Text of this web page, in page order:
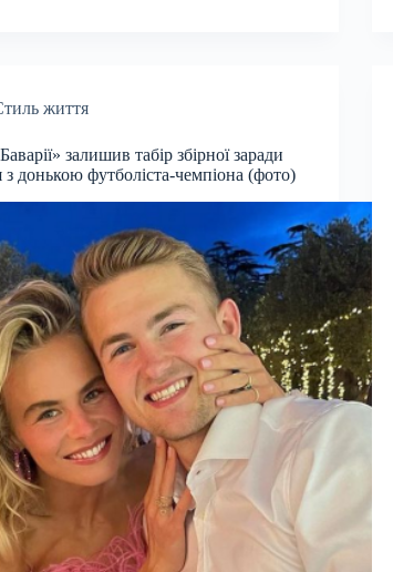
життя
залишив табір збірної заради
з донькою футболіста-чемпіона (фото)